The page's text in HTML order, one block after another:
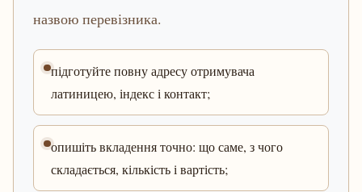
назвою перевізника.
підготуйте повну адресу отримувача
латиницею, індекс і контакт;
опишіть вкладення точно: що саме, з чого
складається, кількість і вартість;